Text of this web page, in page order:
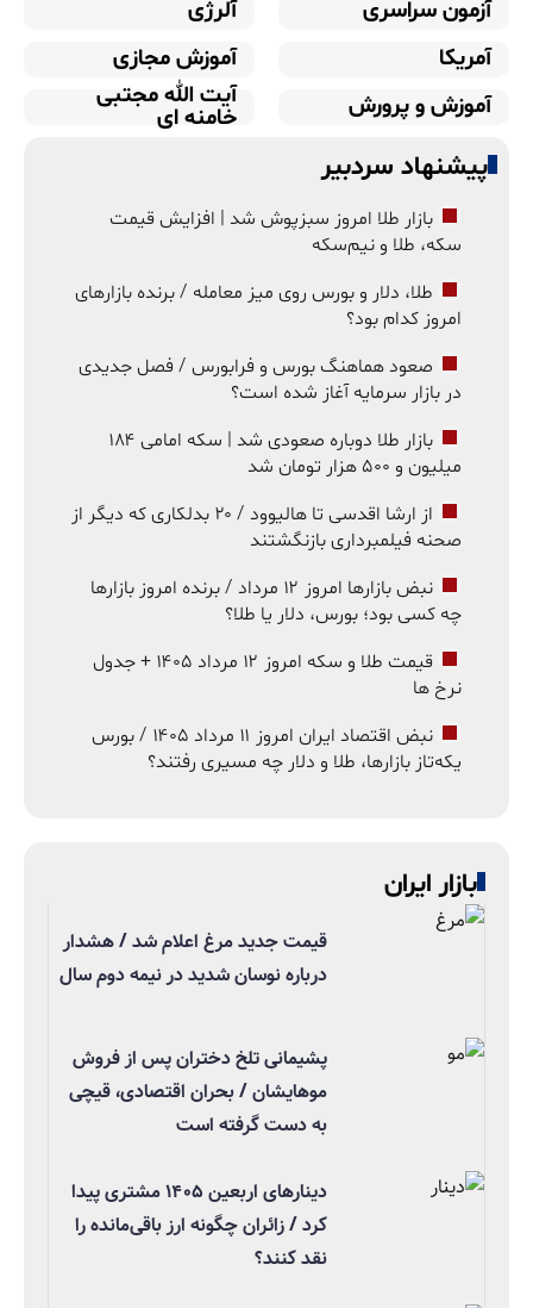
آزمون سراسری
آلرژی
آمریکا
آموزش مجازی
آموزش و پرورش
آیت الله مجتبی
خامنه ای
پیشنهاد سردبیر
بازار طلا امروز سبزپوش شد | افزایش قیمت
سکه، طلا و نیم‌سکه
طلا، دلار و بورس روی میز معامله / برنده بازارهای
امروز کدام بود؟
صعود هماهنگ بورس و فرابورس / فصل جدیدی
در بازار سرمایه آغاز شده است؟
بازار طلا دوباره صعودی شد | سکه امامی ۱۸۴
میلیون و ۵۰۰ هزار تومان شد
از ارشا اقدسی تا هالیوود / ۲۰ بدلکاری که دیگر از
صحنه فیلمبرداری بازنگشتند
نبض بازارها امروز ۱۲ مرداد / برنده امروز بازارها
چه کسی بود؛ بورس، دلار یا طلا؟
قیمت طلا و سکه امروز ۱۲ مرداد ۱۴۰۵ + جدول
نرخ ها
نبض اقتصاد ایران امروز ۱۱ مرداد ۱۴۰۵ / بورس
یکه‌تاز بازارها، طلا و دلار چه مسیری رفتند؟
بازار ایران
قیمت جدید مرغ اعلام شد / هشدار
درباره نوسان شدید در نیمه دوم سال
پشیمانی تلخ دختران پس از فروش
موهایشان / بحران اقتصادی، قیچی
به دست گرفته است
دینارهای اربعین ۱۴۰۵ مشتری پیدا
کرد / زائران چگونه ارز باقی‌مانده را
نقد کنند؟